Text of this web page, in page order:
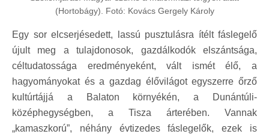
(Hortobágy). Fotó: Kovács Gergely Károly
Egy sor elcserjésedett, lassú pusztulásra ítélt fáslegelő
újult meg a tulajdonosok, gazdálkodók elszántsága,
céltudatossága eredményeként, vált ismét élő, a
hagyományokat és a gazdag élővilágot egyszerre őrző
kultúrtájjá a Balaton környékén, a Dunántúli-
középhegységben, a Tisza árterében. Vannak
„kamaszkorú”, néhány évtizedes fáslegelők, ezek is